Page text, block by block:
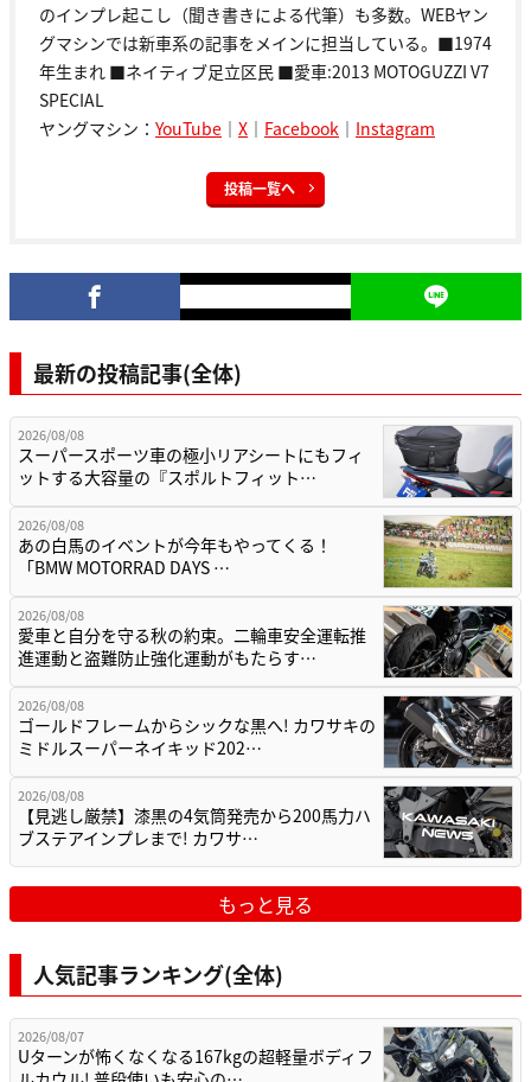
のインプレ起こし（聞き書きによる代筆）も多数。WEBヤン
グマシンでは新車系の記事をメインに担当している。■1974
年生まれ ■ネイティブ足立区民 ■愛車:2013 MOTOGUZZI V7
SPECIAL
ヤングマシン： YouTube ｜ X ｜ Facebook ｜ Instagram
投稿一覧へ
最新の投稿記事(全体)
2026/08/08
スーパースポーツ車の極小リアシートにもフィ
ットする大容量の『スポルトフィット…
2026/08/08
あの白馬のイベントが今年もやってくる！
「BMW MOTORRAD DAYS …
2026/08/08
愛車と自分を守る秋の約束。二輪車安全運転推
進運動と盗難防止強化運動がもたらす…
2026/08/08
ゴールドフレームからシックな黒へ! カワサキの
ミドルスーパーネイキッド202…
2026/08/08
【見逃し厳禁】漆黒の4気筒発売から200馬力ハ
ブステアインプレまで! カワサ…
もっと見る
人気記事ランキング(全体)
2026/08/07
Uターンが怖くなくなる167kgの超軽量ボディフ